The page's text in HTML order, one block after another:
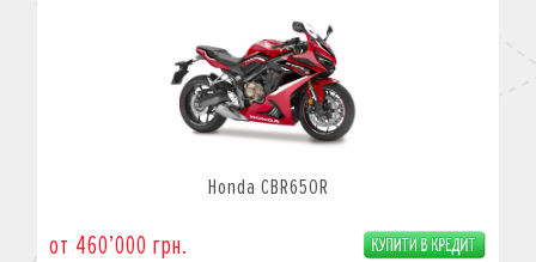
Honda CBR650R
от 460’000 грн.